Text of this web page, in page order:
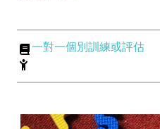
一對一個別訓練或評估